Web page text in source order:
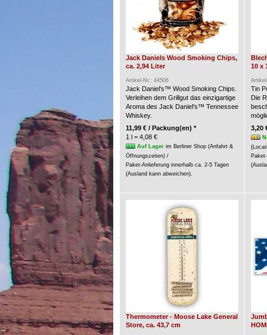
Jack Daniels Wood Smoking Chips,
ca. 2,94 Liter
Artikel-Nr.: 44506
Jack Daniel's™ Wood Smoking Chips.
Verleihen dem Grillgut das einzigartige
Aroma des Jack Daniel's™ Tennessee
Whiskey.
11,99 € / Packung(en) *
1 l = 4,08 €
Auf Lagerim Berliner Shop (Anfahrt &
Öffnungszeiten) /
Paket-Anlieferung innerhalb ca. 2-5 Tagen
(Ausland kann abweichen).
10 x
Tin
Die
3,20
Thermometer - Moose Lake General
Store, ca. 43,7 cm